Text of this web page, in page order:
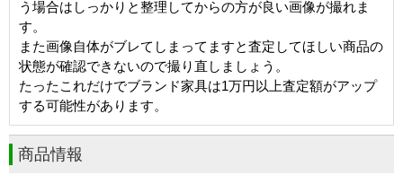
う場合はしっかりと整理してからの方が良い画像が撮れま
す。
また画像自体がブレてしまってますと査定してほしい商品の
状態が確認できないので撮り直しましょう。
たったこれだけでブランド家具は1万円以上査定額がアップ
する可能性があります。
商品情報